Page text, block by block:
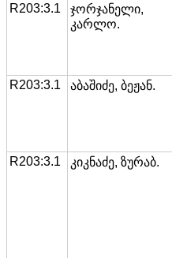
R203:3.1
ჯორჯანელი,
კარლო.
R203:3.1 აბაშიძე, ბეჟან.
R203:3.1 კიკნაძე, ზურაბ.